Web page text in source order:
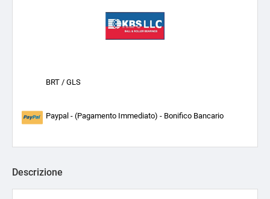
BRT / GLS
Paypal - (Pagamento Immediato) - Bonifico Bancario
Descrizione